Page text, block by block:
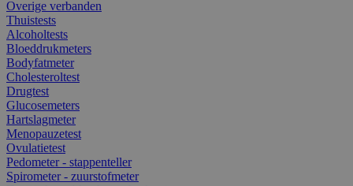
Overige verbanden
Thuistests
Alcoholtests
Bloeddrukmeters
Bodyfatmeter
Cholesteroltest
Drugtest
Glucosemeters
Hartslagmeter
Menopauzetest
Ovulatietest
Pedometer - stappenteller
Spirometer - zuurstofmeter